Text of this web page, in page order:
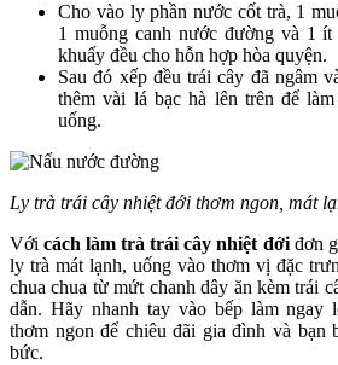
Cho vào ly phần nước cốt trà, 1
1 muỗng canh nước đường và 1
khuấy đều cho hỗn hợp hòa quyện.
Sau đó xếp đều trái cây đã ngâm
thêm vài lá bạc hà lên trên để
uống.
Ly trà trái cây nhiệt đới thơm ngon, mát
Vớicách làm trà trái cây nhiệt đớiđơn
ly trà mát lạnh, uống vào thơm vị đặc
chua chua từ mứt chanh dây ăn kèm trái
dẫn. Hãy nhanh tay vào bếp làm ngay
thơm ngon để chiêu đãi gia đình và bạn
bức.